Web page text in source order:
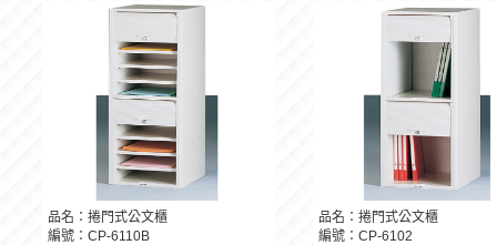
品名：捲門式公文櫃
編號：CP-6110B
品名：捲門式公文櫃
編號：CP-6102